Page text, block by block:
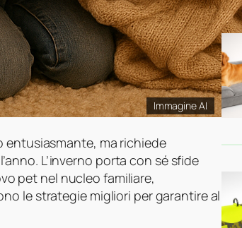
Immagine AI
entusiasmante, ma richiede
L’inverno porta con sé sfide
pet nel nucleo familiare,
le strategie migliori per garantire al